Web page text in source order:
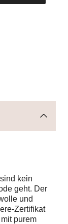
kein
geht. Der
und
Zertifikat
purem